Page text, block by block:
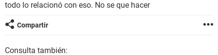
todo lo relacionó con eso. No se que hacer
Compartir
Consulta también: